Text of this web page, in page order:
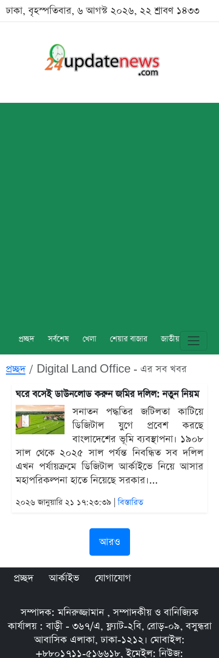
ঢাকা, বৃহস্পতিবার, ৬ আগস্ট ২০২৬, ২২ শ্রাবণ ১৪৩৩
প্রচ্ছদ সর্বশেষ খেলা শেয়ার বাজার জাতীয় বিশ্ব
প্রচ্ছদ Digital Land Office - এর সব খবর
ঘরে বসেই ডাউনলোড করুন জমির দলিল: নতুন নিয়ম
সনাতন পদ্ধতির জটিলতা কাটিয়ে
ডিজিটাল যুগে প্রবেশ করছে
বাংলাদেশের ভূমি ব্যবস্থাপনা। ১৯০৮
সাল থেকে ২০২৫ সাল পর্যন্ত নিবন্ধিত সব দলিল
এখন পর্যায়ক্রমে ডিজিটাল আর্কাইভে নিয়ে আসার
মহাপরিকল্পনা হাতে নিয়েছে সরকার।...
২০২৬ জানুয়ারি ২১ ১৭:২৩:৩৯ |বিস্তারিত
আরও
প্রচ্ছদ আর্কাইভ যোগাযোগ
সম্পাদক: মনিরুজ্জামান , সম্পাদকীয় ও বানিজ্যিক
কার্যালয় : বাড়ী - ৩৬৭/এ, ফ্ল্যাট-২বি, রোড়-০৯, বসুন্ধরা
আবাসিক এলাকা, ঢাকা-১২১২। মোবাইল:
+৮৮০১৭১১-৫১৬৬১৮, ইমেইল: নিউজ: